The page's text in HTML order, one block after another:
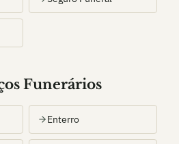
Funerários
Enterro